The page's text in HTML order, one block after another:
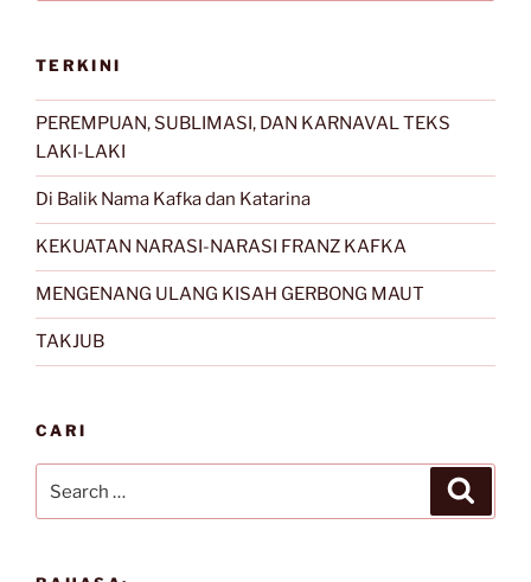
TERKINI
PEREMPUAN, SUBLIMASI, DAN KARNAVAL TEKS
LAKI-LAKI
Di Balik Nama Kafka dan Katarina
KEKUATAN NARASI-NARASI FRANZ KAFKA
MENGENANG ULANG KISAH GERBONG MAUT
TAKJUB
CARI